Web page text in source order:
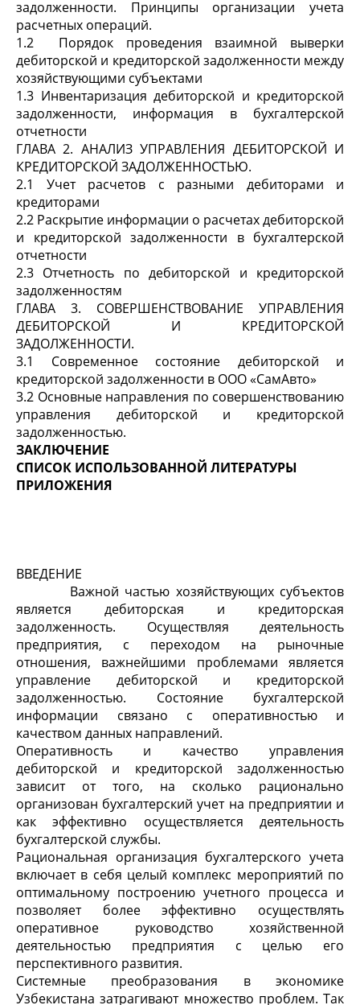
задолженности. Принципы организации учета
расчетных операций.
1.2 Порядок проведения взаимной выверки
дебиторской и кредиторской задолженности между
хозяйствующими субъектами
1.3 Инвентаризация дебиторской и кредиторской
задолженности, информация в бухгалтерской
отчетности
ГЛАВА 2. АНАЛИЗ УПРАВЛЕНИЯ ДЕБИТОРСКОЙ И
КРЕДИТОРСКОЙ ЗАДОЛЖЕННОСТЬЮ.
2.1 Учет расчетов с разными дебиторами и
кредиторами
2.2 Раскрытие информации о расчетах дебиторской
и кредиторской задолженности в бухгалтерской
отчетности
2.3 Отчетность по дебиторской и кредиторской
задолженностям
ГЛАВА 3. СОВЕРШЕНСТВОВАНИЕ УПРАВЛЕНИЯ
ДЕБИТОРСКОЙ И КРЕДИТОРСКОЙ
ЗАДОЛЖЕННОСТИ.
3.1 Современное состояние дебиторской и
кредиторской задолженности в ООО «СамАвто»
3.2 Основные направления по совершенствованию
управления дебиторской и кредиторской
задолженностью.
ЗАКЛЮЧЕНИЕ
СПИСОК ИСПОЛЬЗОВАННОЙ ЛИТЕРАТУРЫ
ПРИЛОЖЕНИЯ
ВВЕДЕНИЕ
Важной частью хозяйствующих субъектов
является дебиторская и кредиторская
задолженность. Осуществляя деятельность
предприятия, с переходом на рыночные
отношения, важнейшими проблемами является
управление дебиторской и кредиторской
задолженностью. Состояние бухгалтерской
информации связано с оперативностью и
качеством данных направлений.
Оперативность и качество управления
дебиторской и кредиторской задолженностью
зависит от того, на сколько рационально
организован бухгалтерский учет на предприятии и
как эффективно осуществляется деятельность
бухгалтерской службы.
Рациональная организация бухгалтерского учета
включает в себя целый комплекс мероприятий по
оптимальному построению учетного процесса и
позволяет более эффективно осуществлять
оперативное руководство хозяйственной
деятельностью предприятия с целью его
перспективного развития.
Системные преобразования в экономике
Узбекистана затрагивают множество проблем. Так